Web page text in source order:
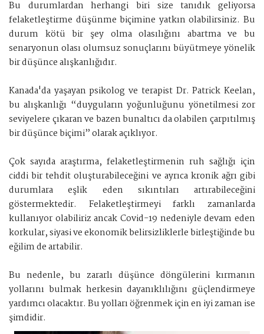
Bu durumlardan herhangi biri size tanıdık geliyorsa
felaketleştirme düşünme biçimine yatkın olabilirsiniz. Bu
durum kötü bir şey olma olasılığını abartma ve bu
senaryonun olası olumsuz sonuçlarını büyütmeye yönelik
bir düşünce alışkanlığıdır.
Kanada'da yaşayan psikolog ve terapist Dr. Patrick Keelan,
bu alışkanlığı “duyguların yoğunluğunu yönetilmesi zor
seviyelere çıkaran ve bazen bunaltıcı da olabilen çarpıtılmış
bir düşünce biçimi” olarak açıklıyor.
Çok sayıda araştırma, felaketleştirmenin ruh sağlığı için
ciddi bir tehdit oluşturabileceğini ve ayrıca kronik ağrı gibi
durumlara eşlik eden sıkıntıları artırabileceğini
göstermektedir. Felaketleştirmeyi farklı zamanlarda
kullanıyor olabiliriz ancak Covid-19 nedeniyle devam eden
korkular, siyasi ve ekonomik belirsizliklerle birleştiğinde bu
eğilim de artabilir.
Bu nedenle, bu zararlı düşünce döngülerini kırmanın
yollarını bulmak herkesin dayanıklılığını güçlendirmeye
yardımcı olacaktır. Bu yolları öğrenmek için en iyi zaman ise
şimdidir.